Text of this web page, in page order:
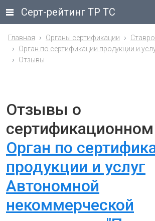
Серт-рейтинг ТР ТС
Главная Органы сертификации
Орган по сертификации продукции и
Отзывы
Отзывы о
Орган по
продукции и услуг
Автономной
некоммерческой